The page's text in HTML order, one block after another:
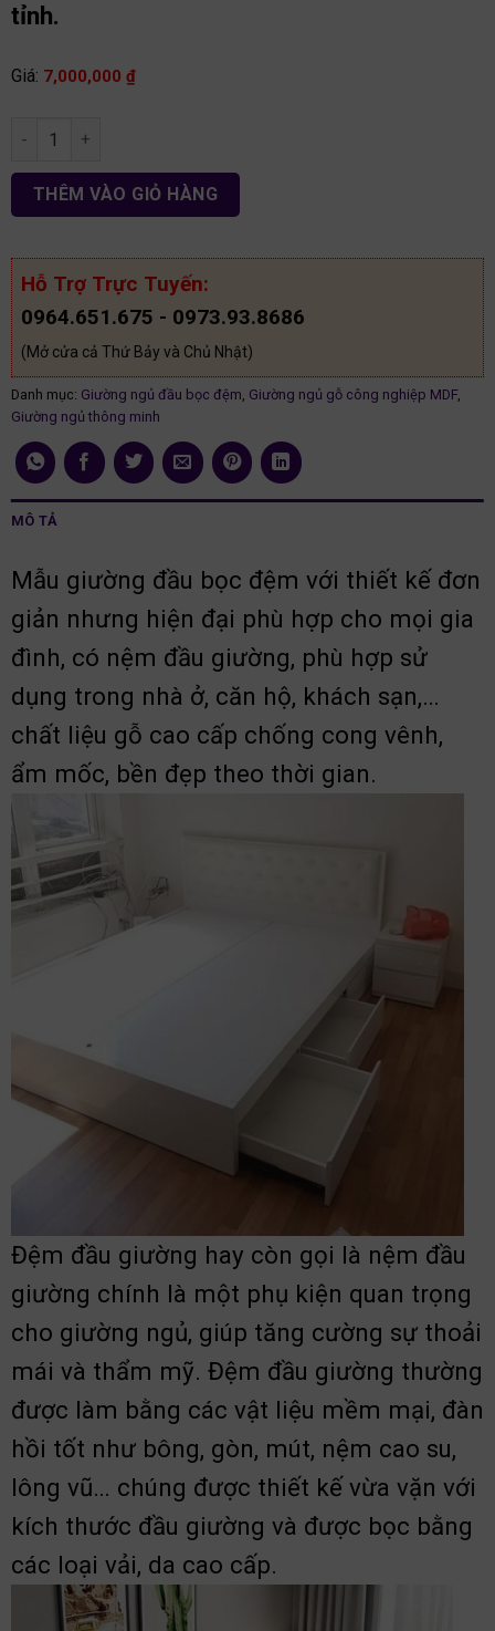
tỉnh.
Giá: 7,000,000 ₫
Giường đầu bọc đệm 1m80 gỗ MDF GN38 số lượng
THÊM VÀO GIỎ HÀNG
Hỗ Trợ Trực Tuyến:
0964.651.675 - 0973.93.8686
(Mở cửa cả Thứ Bảy và Chủ Nhật)
Danh mục: Giường ngủ đầu bọc đệm Giường ngủ gỗ công nghiệp MDF,
Giường ngủ thông minh
MÔ TẢ
Mẫu giường đầu bọc đệm với thiết kế đơn
giản nhưng hiện đại phù hợp cho mọi gia
đình, có nệm đầu giường, phù hợp sử
dụng trong nhà ở, căn hộ, khách sạn,…
chất liệu gỗ cao cấp chống cong vênh,
ẩm mốc, bền đẹp theo thời gian.
Đệm đầu giường hay còn gọi là nệm đầu
giường chính là một phụ kiện quan trọng
cho giường ngủ, giúp tăng cường sự thoải
mái và thẩm mỹ. Đệm đầu giường thường
được làm bằng các vật liệu mềm mại, đàn
hồi tốt như bông, gòn, mút, nệm cao su,
lông vũ… chúng được thiết kế vừa vặn với
kích thước đầu giường và được bọc bằng
các loại vải, da cao cấp.